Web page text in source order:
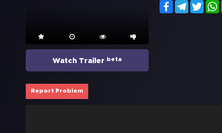
Watch Trailer beta
FacebookTelegram
Report Problem